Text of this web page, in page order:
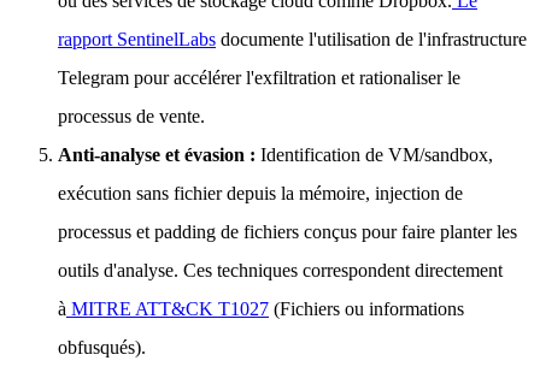
rapport SentinelLabs documente l'utilisation de l'infrastructure
Telegram pour accélérer l'exfiltration et rationaliser le
processus de vente.
Anti-analyse et évasion : Identification de VM/sandbox,
exécution sans fichier depuis la mémoire, injection de
processus et padding de fichiers conçus pour faire planter les
outils d'analyse. Ces techniques correspondent directement
à MITRE ATT&CK T1027 (Fichiers ou informations
obfusqués).